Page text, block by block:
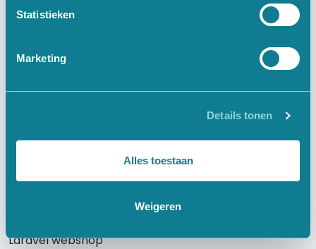
Statistieken
Marketing
Details tonen
Alles toestaan
Weigeren
Websites
Websites
Laravel webshop